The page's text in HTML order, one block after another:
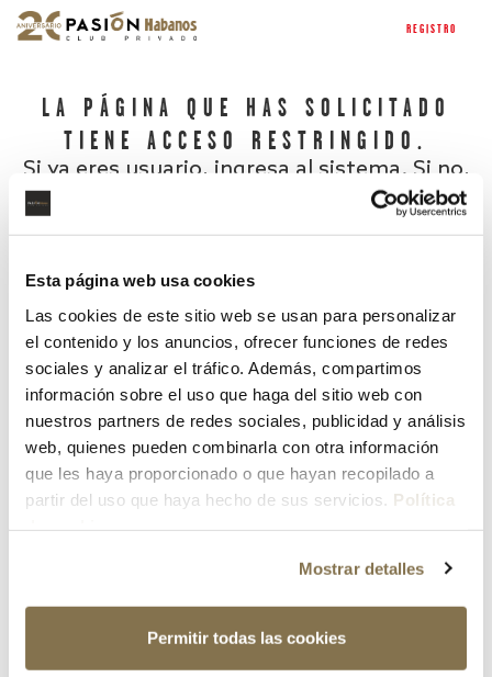
Esta página web usa cookies
Las cookies de este sitio web se usan para personalizar
el contenido y los anuncios, ofrecer funciones de redes
sociales y analizar el tráfico. Además, compartimos
información sobre el uso que haga del sitio web con
nuestros partners de redes sociales, publicidad y análisis
web, quienes pueden combinarla con otra información
que les haya proporcionado o que hayan recopilado a
partir del uso que haya hecho de sus servicios. Política
Mostrar detalles
Permitir todas las cookies
REGISTRO
LA PÁGINA QUE HAS SOLICITADO
TIENE ACCESO RESTRINGIDO.
Si ya eres usuario, ingresa al sistema. Si no,
¿Has olvidado tu contraseña?